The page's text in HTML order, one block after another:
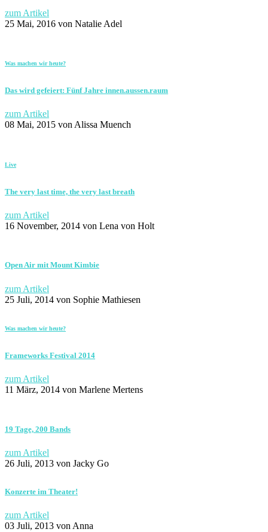
zum Artikel
25 Mai, 2016 von Natalie Adel
Was machen wir heute?
Das wird gefeiert: Fünf Jahre innen.aussen.raum
zum Artikel
08 Mai, 2015 von Alissa Muench
Live
The very last time, the very last breath
zum Artikel
16 November, 2014 von Lena von Holt
Open Air mit Mount Kimbie
zum Artikel
25 Juli, 2014 von Sophie Mathiesen
Was machen wir heute?
Frameworks Festival 2014
zum Artikel
11 März, 2014 von Marlene Mertens
19 Tage, 200 Bands
zum Artikel
26 Juli, 2013 von Jacky Go
Konzerte im Theater!
zum Artikel
03 Juli, 2013 von Anna